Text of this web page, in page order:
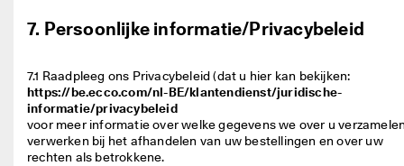
7. Persoonlijke informatie/Privacybeleid
7.1 Raadpleeg ons Privacybeleid (dat u hier kan bekijken:
https://be.ecco.com/nl-BE/klantendienst/juridische-
informatie/privacybeleid
voor meer informatie over welke gegevens we over u
verwerken bij het afhandelen van uw bestellingen en over uw
rechten als betrokkene.